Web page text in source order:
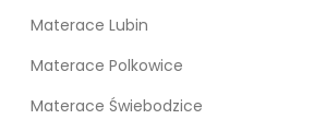
Materace Lubin
Materace Polkowice
Materace Świebodzice